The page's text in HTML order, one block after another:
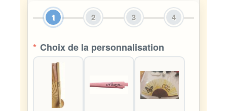
1 2 3 4
* Choix de la personnalisation